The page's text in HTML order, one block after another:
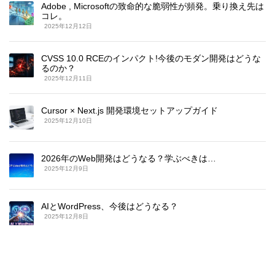
Adobe , Microsoftの致命的な脆弱性が頻発。乗り換え先は
コレ。
2025年12月12日
CVSS 10.0 RCEのインパクト!今後のモダン開発はどうな
るのか？
2025年12月11日
Cursor × Next.js 開発環境セットアップガイド
2025年12月10日
2026年のWeb開発はどうなる？学ぶべきは…
2025年12月9日
AIとWordPress、今後はどうなる？
2025年12月8日